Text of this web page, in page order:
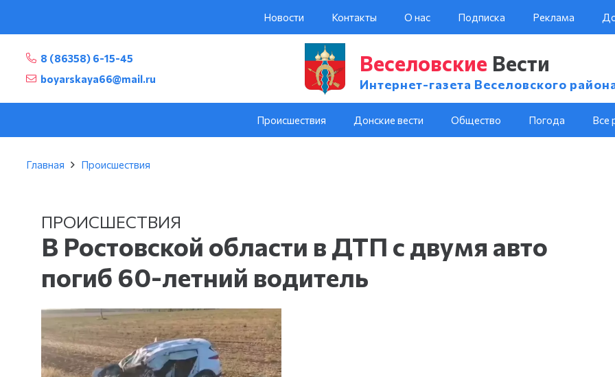
Новости Контакты О нас Подписка Реклама
8 (86358) 6-15-45
boyarskaya66@mail.ru
Веселовские Вести
Интернет-газета Веселовского
Происшествия Донские вести Общество Погода Все
Главная Происшествия
ПРОИСШЕСТВИЯ
В Ростовской области в ДТП с двумя авто
погиб 60-летний водитель